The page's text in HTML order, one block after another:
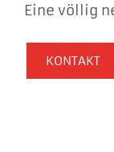
Eine völlig
KONTAKT